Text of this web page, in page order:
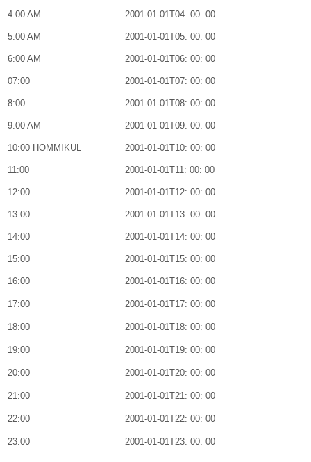
4:00 AM 2001-01-01T04: 00: 00
5:00 AM 2001-01-01T05: 00: 00
6:00 AM 2001-01-01T06: 00: 00
07:00 2001-01-01T07: 00: 00
8:00 2001-01-01T08: 00: 00
9:00 AM 2001-01-01T09: 00: 00
10:00 HOMMIKUL 2001-01-01T10: 00: 00
11:00 2001-01-01T11: 00: 00
12:00 2001-01-01T12: 00: 00
13:00 2001-01-01T13: 00: 00
14:00 2001-01-01T14: 00: 00
15:00 2001-01-01T15: 00: 00
16:00 2001-01-01T16: 00: 00
17:00 2001-01-01T17: 00: 00
18:00 2001-01-01T18: 00: 00
19:00 2001-01-01T19: 00: 00
20:00 2001-01-01T20: 00: 00
21:00 2001-01-01T21: 00: 00
22:00 2001-01-01T22: 00: 00
23:00 2001-01-01T23: 00: 00